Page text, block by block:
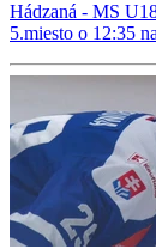
Hádzaná - MS
5.miesto o 12:35